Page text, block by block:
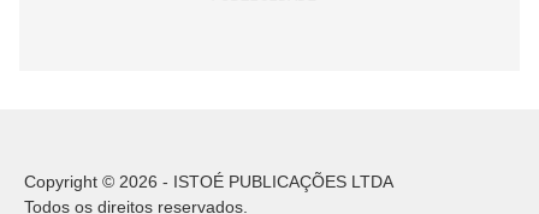
Copyright © 2026 - ISTOÉ PUBLICAÇÕES LTDA
Todos os direitos reservados.